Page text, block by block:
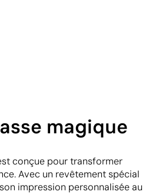
magique
conçue pour transformer
Avec un revêtement spécial
impression personnalisée au